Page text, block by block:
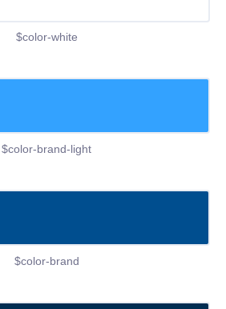
$color-white
$color-brand-light
$color-brand